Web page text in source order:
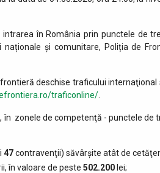
în România prin punctele de
și comunitare, Poliția de
deschise traficului
traficonline/
în zonele de competenţă - punctele
47contravenţii) săvârşite atât de
în valoare de peste 502.200 lei;